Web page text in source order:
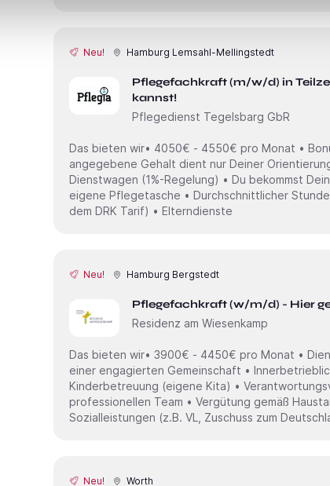
Neu! Hamburg Lemsahl-Mellingstedt
Pflegefachkraft (m/w/d) in
kannst!
Pflegedienst Tegelsbarg GbR
Das bieten wir• 4050€ - 4550€ pro Monat •
angegebene Gehalt dient nur Deiner
Dienstwagen (1%-Regelung) • Du bekommst
eigene Pflegetasche • Durchschnittlicher
dem DRK Tarif) • Elterndienste
Neu! Hamburg Bergstedt
Pflegefachkraft (w/m/d) - Hier
Residenz am Wiesenkamp
Das bieten wir• 3900€ - 4450€ pro Monat •
einer engagierten Gemeinschaft •
Kinderbetreuung (eigene Kita) •
professionellen Team • Vergütung gemäß
Sozialleistungen (z.B. VL, Zuschuss zum
Neu! Worth